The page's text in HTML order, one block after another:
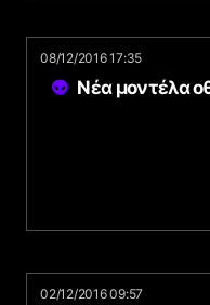
08/12/2016 17:35
Νέα μοντέλα
02/12/2016 09:57